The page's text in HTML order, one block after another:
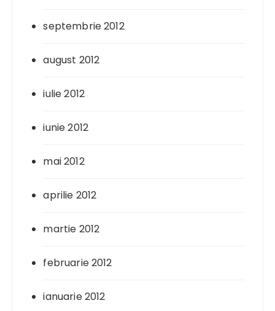
septembrie 2012
august 2012
iulie 2012
iunie 2012
mai 2012
aprilie 2012
martie 2012
februarie 2012
ianuarie 2012